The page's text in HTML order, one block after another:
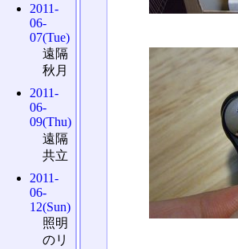
2011-
06-
07(Tue)
遠隔
秋月
2011-
06-
09(Thu)
遠隔
共立
2011-
06-
12(Sun)
照明
のリ